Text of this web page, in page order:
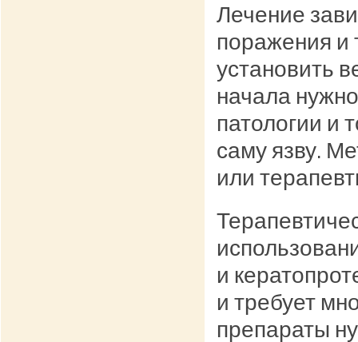
Лечение
поражения и
установить
начала
патологии и
саму язву.
или
и
и требует
препараты